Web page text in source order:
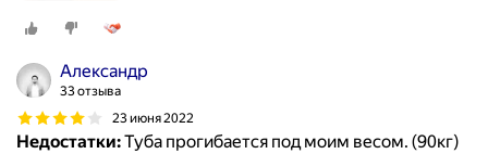
Александр
33 отзыва
23 июня 2022
Недостатки:Туба прогибается под моим весом. (90кг)